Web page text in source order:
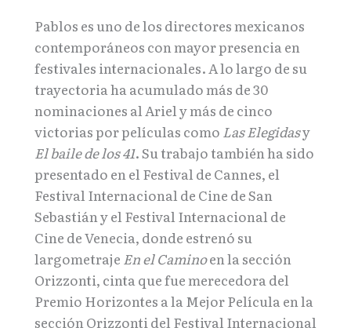
Pablos es uno de los directores mexicanos
contemporáneos con mayor presencia en
festivales internacionales. A lo largo de su
trayectoria ha acumulado más de 30
nominaciones al Ariel y más de cinco
victorias por películas como Las Elegidasy
El baile de los 41. Su trabajo también ha sido
presentado en el Festival de Cannes, el
Festival Internacional de Cine de San
Sebastián y el Festival Internacional de
Cine de Venecia, donde estrenó su
largometraje En el Caminoen la sección
Orizzonti, cinta que fue merecedora del
Premio Horizontes a la Mejor Película en la
sección Orizzonti del Festival Internacional